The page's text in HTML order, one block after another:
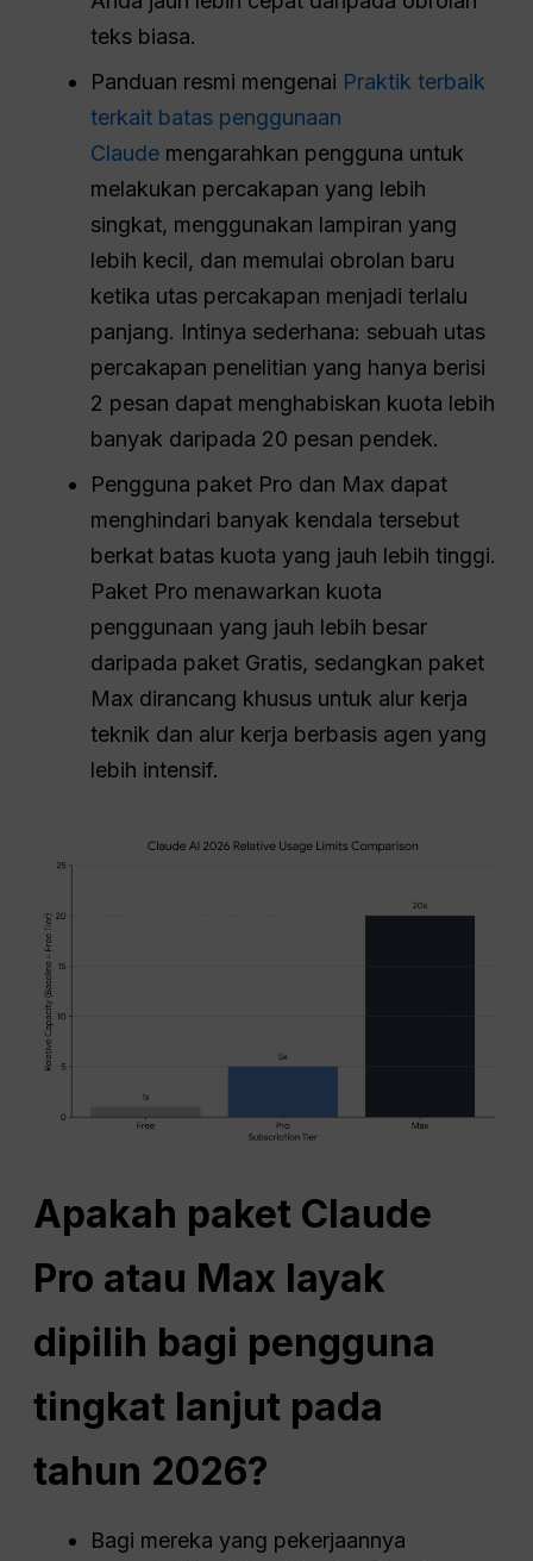
teks biasa.
Panduan resmi mengenai Praktik terbaik
terkait batas penggunaan
Claude mengarahkan pengguna untuk
melakukan percakapan yang lebih
singkat, menggunakan lampiran yang
lebih kecil, dan memulai obrolan baru
ketika utas percakapan menjadi terlalu
panjang. Intinya sederhana: sebuah utas
percakapan penelitian yang hanya berisi
2 pesan dapat menghabiskan kuota lebih
banyak daripada 20 pesan pendek.
Pengguna paket Pro dan Max dapat
menghindari banyak kendala tersebut
berkat batas kuota yang jauh lebih tinggi.
Paket Pro menawarkan kuota
penggunaan yang jauh lebih besar
daripada paket Gratis, sedangkan paket
Max dirancang khusus untuk alur kerja
teknik dan alur kerja berbasis agen yang
lebih intensif.
Apakah paket Claude
Pro atau Max layak
dipilih bagi pengguna
tingkat lanjut pada
tahun 2026?
Bagi mereka yang pekerjaannya